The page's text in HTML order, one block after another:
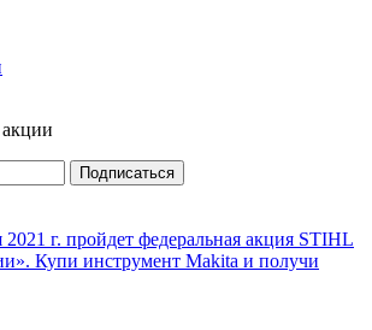
Подписаться
г. пройдет федеральная акция STIHL
Купи инструмент Makita и получи